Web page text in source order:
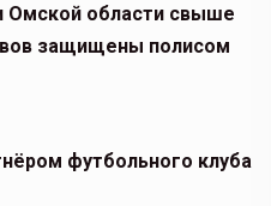
Омской области свыше
защищены полисом
футбольного клуба